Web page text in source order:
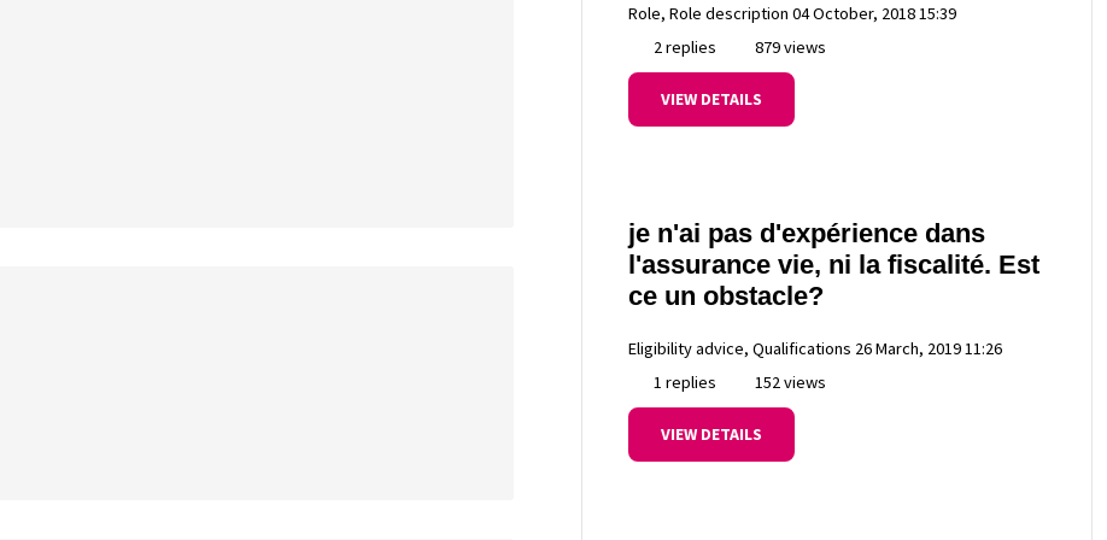
Role, Role description 04 October, 2018 15:39
2 replies
879 views
VIEW DETAILS
je n'ai pas d'expérience dans
l'assurance vie, ni la fiscalité. Est
ce un obstacle?
Eligibility advice, Qualifications 26 March, 2019 11:26
1 replies
152 views
VIEW DETAILS